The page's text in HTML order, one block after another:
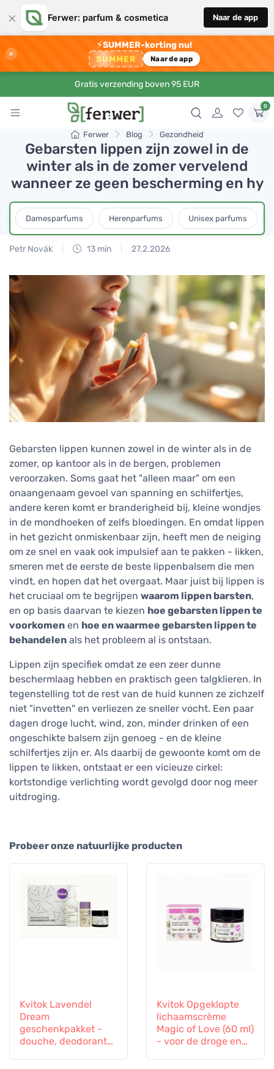
× Ferwer: parfum & cosmetica Naar de app
×
⚡SUMMER-korting nu!
SUMMER Naar de app
Gratis verzending boven 95 EUR
0
Ferwer Blog Gezondheid
Gebarsten lippen zijn zowel in de
winter als in de zomer vervelend
wanneer ze geen bescherming en hy
Damesparfums Herenparfums Unisex parfums
Petr Novák 13 min 27.2.2026
Gebarsten lippen kunnen zowel in de winter als in de
zomer, op kantoor als in de bergen, problemen
veroorzaken. Soms gaat het "alleen maar" om een
onaangenaam gevoel van spanning en schilfertjes,
andere keren komt er branderigheid bij, kleine wondjes
in de mondhoeken of zelfs bloedingen. En omdat lippen
in het gezicht onmiskenbaar zijn, heeft men de neiging
om ze snel en vaak ook impulsief aan te pakken - likken,
smeren met de eerste de beste lippenbalsem die men
vindt, en hopen dat het overgaat. Maar juist bij lippen is
het cruciaal om te begrijpen waarom lippen barsten,
en op basis daarvan te kiezen hoe gebarsten lippen te
voorkomen en hoe en waarmee gebarsten lippen te
behandelen als het probleem al is ontstaan.
Lippen zijn specifiek omdat ze een zeer dunne
beschermlaag hebben en praktisch geen talgklieren. In
tegenstelling tot de rest van de huid kunnen ze zichzelf
niet "invetten" en verliezen ze sneller vocht. Een paar
dagen droge lucht, wind, zon, minder drinken of een
ongeschikte balsem zijn genoeg - en de kleine
schilfertjes zijn er. Als daarbij de gewoonte komt om de
lippen te likken, ontstaat er een vicieuze cirkel:
kortstondige verlichting wordt gevolgd door nog meer
uitdroging.
Probeer onze natuurlijke producten
Kvitok Lavendel
Dream
geschenkpakket -
douche, deodorant
Kvitok Opgeklopte
lichaamscrème
Magic of Love (60 ml)
- voor de droge en